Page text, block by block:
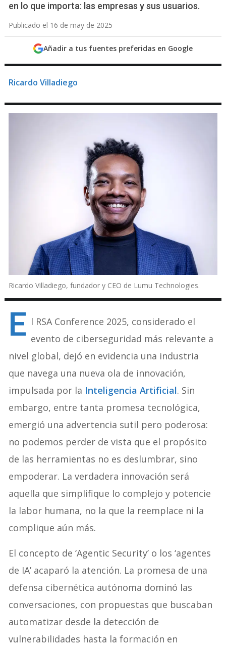
en lo que importa: las empresas y sus usuarios.
Publicado el 16 de may de 2025
Añadir a tus fuentes preferidas en Google
Ricardo Villadiego
Ricardo Villadiego, fundador y CEO de Lumu Technologies.
E l RSA Conference 2025, considerado el
evento de ciberseguridad más relevante a
nivel global, dejó en evidencia una industria
que navega una nueva ola de innovación,
impulsada por la Inteligencia Artificial. Sin
embargo, entre tanta promesa tecnológica,
emergió una advertencia sutil pero poderosa:
no podemos perder de vista que el propósito
de las herramientas no es deslumbrar, sino
empoderar. La verdadera innovación será
aquella que simplifique lo complejo y potencie
la labor humana, no la que la reemplace ni la
complique aún más.
El concepto de ‘Agentic Security’ o los ‘agentes
de IA’ acaparó la atención. La promesa de una
defensa cibernética autónoma dominó las
conversaciones, con propuestas que buscaban
automatizar desde la detección de
vulnerabilidades hasta la formación en